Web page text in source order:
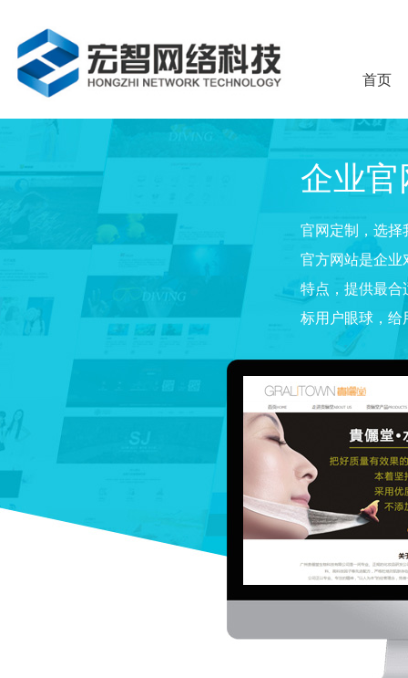
首页
企业
官网定制，选择
官方网站是企业
特点，提供最合
标用户眼球，给